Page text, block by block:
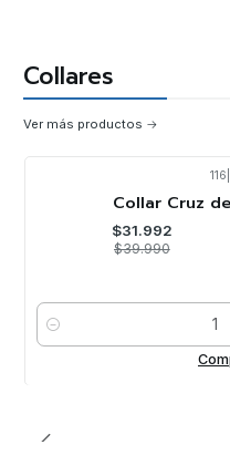
Collares
Ver más productos
116
Collar Cruz
$31.992
$39.990
Cantidad